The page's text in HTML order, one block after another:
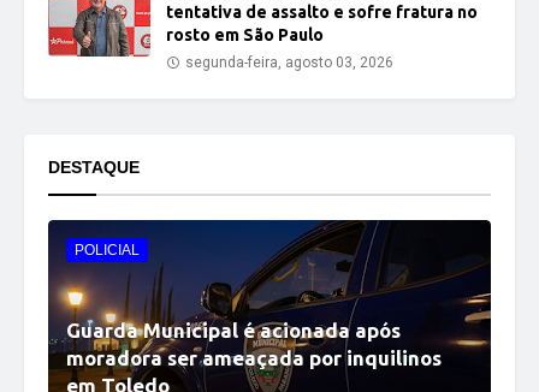
tentativa de assalto e sofre fratura no
rosto em São Paulo
segunda-feira, agosto 03, 2026
DESTAQUE
POLICIAL
Guarda Municipal é acionada após
moradora ser ameaçada por inquilinos
em Toledo